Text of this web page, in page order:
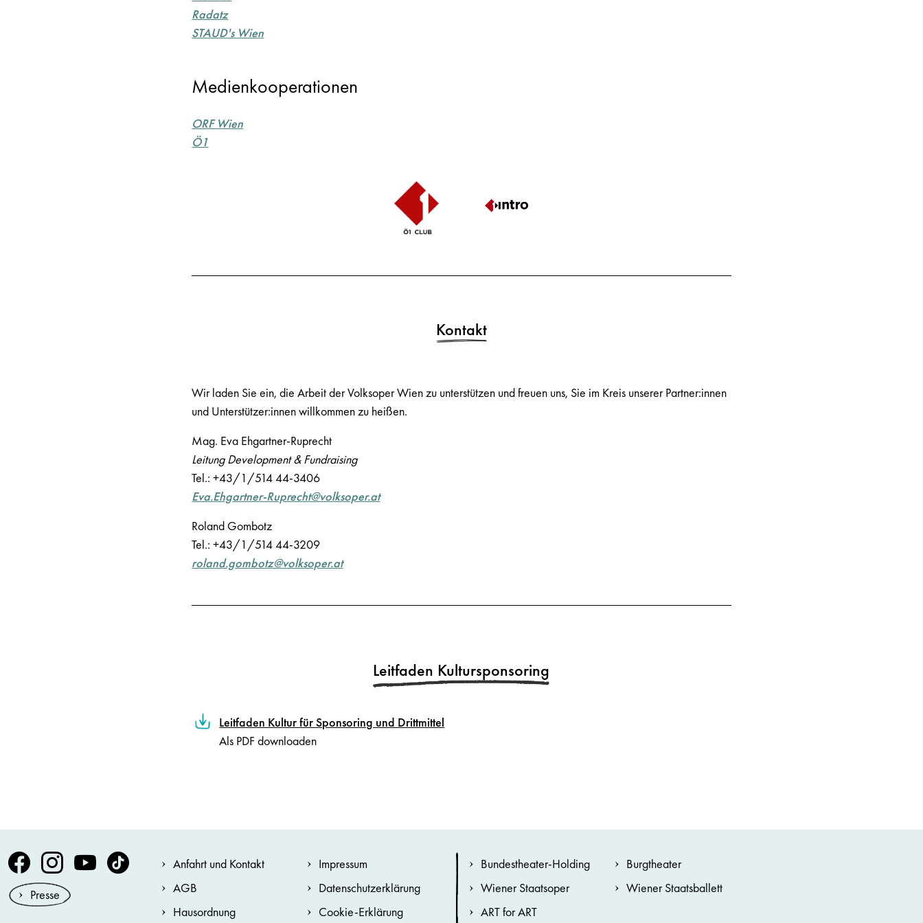
Radatz
STAUD's Wien
Medienkooperationen
ORF Wien
Ö1
Kontakt
Wir laden Sie ein, die Arbeit der Volksoper Wien zu unterstützen und freuen uns, Sie im Kreis unserer Partner:innen
und Unterstützer:innen willkommen zu heißen.
Mag. Eva Ehgartner-Ruprecht
LeitungDevelopment& Fundraising
Tel.: +43/1/514 44-3406
Eva.Ehgartner-Ruprecht@volksoper.at
Roland Gombotz
Tel.: +43/1/514 44-3209
roland.gombotz@volksoper.at
Leitfaden Kultursponsoring
Leitfaden Kultur für Sponsoring und Drittmittel
Als PDF downloaden
Volksoper Facebook
Volksoper Instagram
Volksoper Youtube
Volksoper TikTok
Presse
Anfahrt und Kontakt
Impressum
AGB
Datenschutzerklärung
Hausordnung
Cookie-Erklärung
Bundestheater-Holding
Burgtheater
Wiener Staatsoper
Wiener Staatsballett
ART for ART